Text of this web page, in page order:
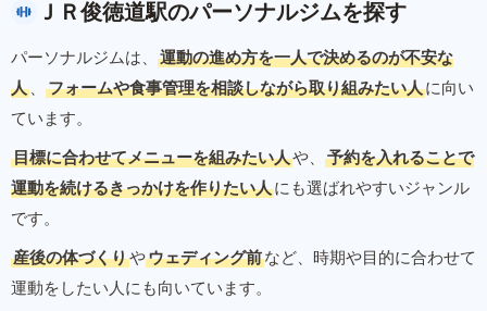
ＪＲ俊徳道駅のパーソナルジムを探す
パーソナルジムは、
運動の進め方を一人で決めるのが不安な
人 、 フォームや食事管理を相談しながら取り組みたい人に向い
ています。
目標に合わせてメニューを組みたい人や、
予約を入れることで
運動を続けるきっかけを作りたい人にも選ばれやすいジャンル
です。
産後の体づくりやウェディング前など、時期や目的に合わせて
運動をしたい人にも向いています。